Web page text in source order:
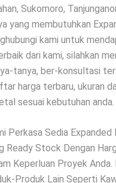
Sukomoro,
yang membutuhkan
kami untuk
dari kami, silahkan
tanya, ber-konsultasi
harga terbaru, ukuran
sesuai kebutuhan anda.
Perkasa Sedia
Ready Stock Dengan
Keperluan Proyek Anda.
Produk Lain Seperti